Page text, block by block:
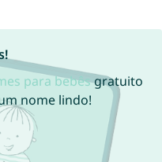
para bebêsgratuito
nome lindo!